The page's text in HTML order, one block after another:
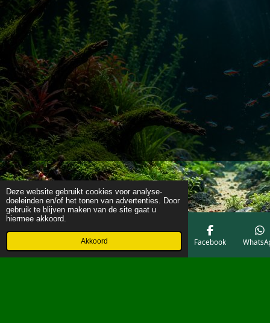
Deze website gebruikt cookies voor analyse-
doeleinden en/of het tonen van advertenties. Door
gebruik te blijven maken van de site gaat u
hiermee akkoord.
Akkoord
Telefoonnummer Facebook